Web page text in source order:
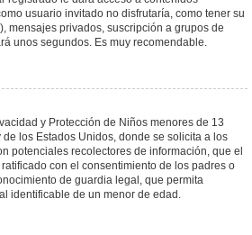
usuario invitado no disfrutaría, como tener su
mensajes privados, suscripción a grupos de
unos segundos. Es muy recomendable.
y Protección de Niños menores de 13
los Estados Unidos, donde se solicita a los
potenciales recolectores de información, que el
con el consentimiento de los padres o
de guardia legal, que permita
identificable de un menor de edad.